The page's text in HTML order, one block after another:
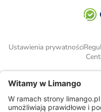
Ustawienia prywatności